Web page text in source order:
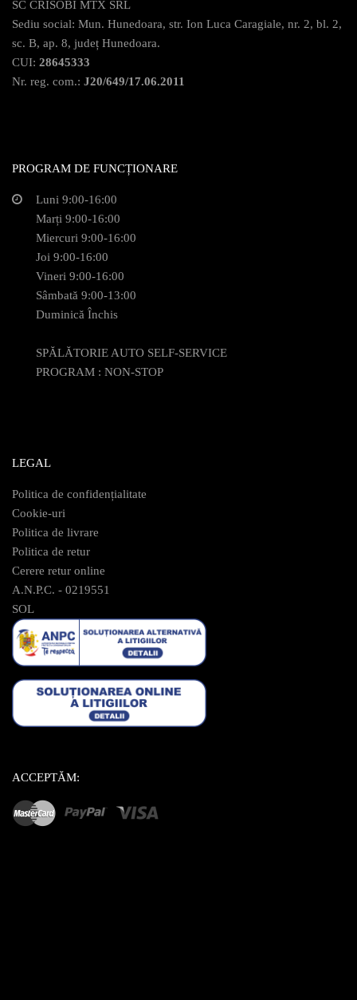
SC CRISOBI MTX SRL
Sediu social: Mun. Hunedoara, str. Ion Luca Caragiale, nr. 2, bl. 2,
sc. B, ap. 8, județ Hunedoara.
CUI: 28645333
Nr. reg. com.: J20/649/17.06.2011
PROGRAM DE FUNCȚIONARE
Luni 9:00-16:00
Marți 9:00-16:00
Miercuri 9:00-16:00
Joi 9:00-16:00
Vineri 9:00-16:00
Sâmbată 9:00-13:00
Duminică Închis
SPĂLĂTORIE AUTO SELF-SERVICE
PROGRAM : NON-STOP
LEGAL
Politica de confidențialitate
Cookie-uri
Politica de livrare
Politica de retur
Cerere retur online
A.N.P.C. - 0219551
SOL
ACCEPTĂM: